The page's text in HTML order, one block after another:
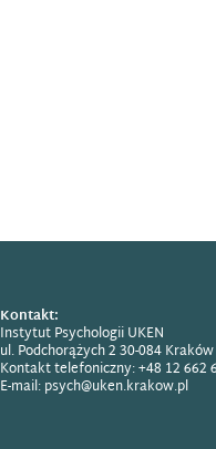
Kontakt:
Instytut Psychologii UKEN
ul. Podchorążych 2 30-084 Kraków
Kontakt telefoniczny: +48 12 662
E-mail: psych@uken.krakow.pl